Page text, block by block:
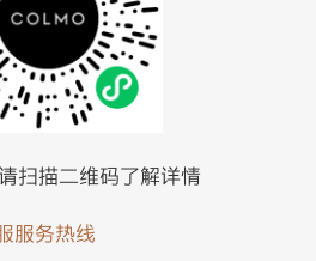
服务热线
扫描二维码了解详情